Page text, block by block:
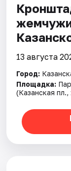
13 августа
Город:
Площадка:
(Казанская пл.,